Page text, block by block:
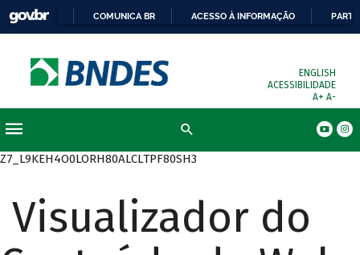
COMUNICA BR ACESSO À INFORMAÇÃO
ENGLISH
ACESSIBILIDADE
A+ A-
Z7_L9KEH4O0LORH80ALCLTPF80SH3
Visualizador do